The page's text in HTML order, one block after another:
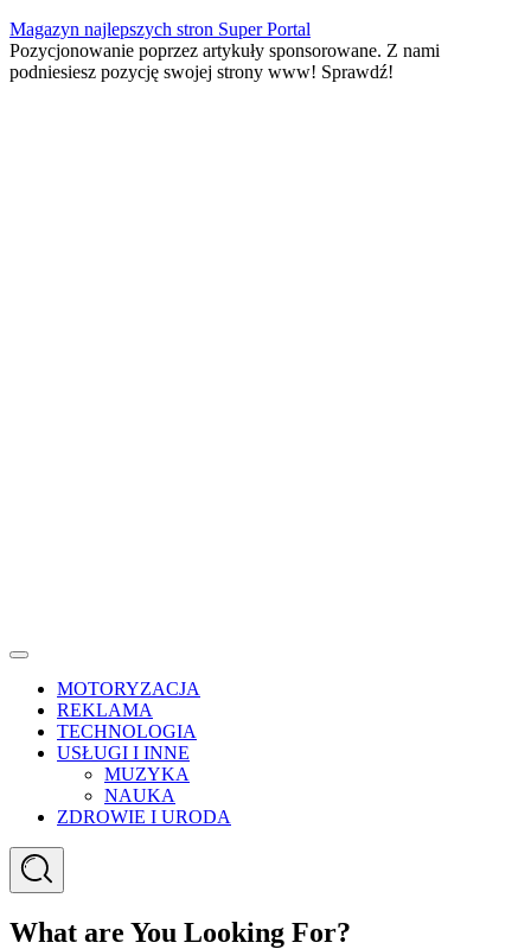
Skip
to
content
Magazyn najlepszych stron Super Portal
Pozycjonowanie poprzez artykuły sponsorowane. Z nami
podniesiesz pozycję swojej strony www! Sprawdź!
Menu
MOTORYZACJA
REKLAMA
TECHNOLOGIA
USŁUGI I INNE
MUZYKA
NAUKA
ZDROWIE I URODA
Search
What are You Looking For?